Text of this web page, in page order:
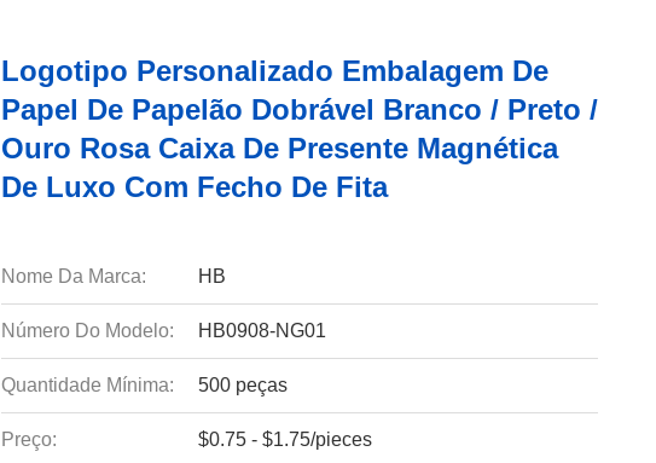
Logotipo Personalizado Embalagem De
Papel De Papelão Dobrável Branco / Preto /
Ouro Rosa Caixa De Presente Magnética
De Luxo Com Fecho De Fita
Nome Da Marca: HB
Número Do Modelo: HB0908-NG01
Quantidade Mínima: 500 peças
Preço: $0.75 - $1.75/pieces